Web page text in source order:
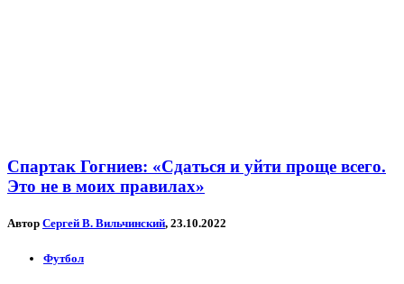
Спартак Гогниев: «Сдаться и уйти проще всего.
Это не в моих правилах»
Автор Сергей В. Вильчинский, 23.10.2022
Футбол